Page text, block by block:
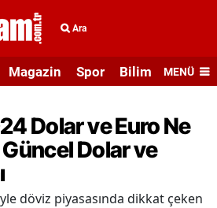
Ara
Magazin Spor Bilim veMENÜ
Dolar ve Euro Ne
Dolar ve
döviz piyasasında dikkat çeken